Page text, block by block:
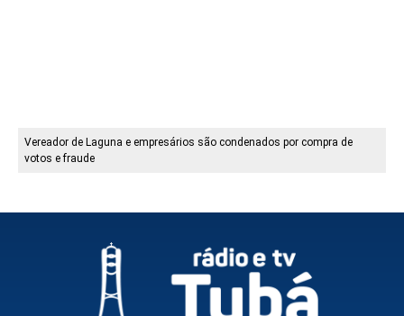
Vereador de Laguna e empresários são condenados por compra de
votos e fraude